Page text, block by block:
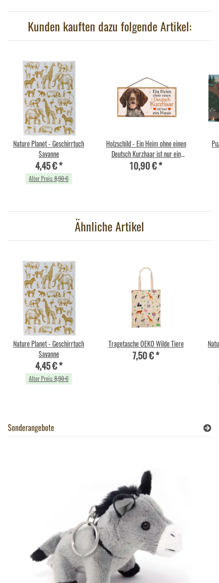
Kunden kauften dazu folgende Artikel:
Nature Planet - Geschirrtuch
Savanne
4,45 €*
Alter Preis:8,90 €
Holzschild - Ein Heim ohne einen
Deutsch Kurzhaar ist nur ein
Haus - 25 x 12,5 cm
10,90 €*
Ähnliche Artikel
Nature Planet - Geschirrtuch
Savanne
4,45 €*
Alter Preis:8,90 €
Tragetasche OEKO Wilde Tiere
7,50 €*
Sonderangebote